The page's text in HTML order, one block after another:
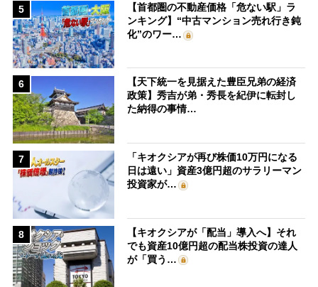
5
【首都圏の不動産価格「危ない駅」ラ
ンキング】“中古マンション売れ行き鈍
化”のワー…
6
【天下統一を見据えた豊臣兄弟の経済
政策】秀吉が弟・秀長を紀伊に転封し
た納得の事情…
7
「キオクシアが再び株価10万円になる
日は遠い」資産3億円超のサラリーマン
投資家が…
8
【キオクシアが「配当」導入へ】それ
でも資産10億円超の配当株投資の達人
が「買う…